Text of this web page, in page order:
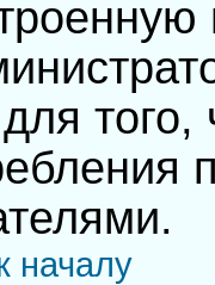
того,
началу